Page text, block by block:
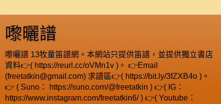
嚟曬譜
嚟曬譜 13牧童笛譜網。本網站只提供笛譜，並提供獨立書店
資料👉( https://reurl.cc/oVMn1v )。 👉Email
(freetatkin@gmail.com) 求譜區👉( https://bit.ly/3fZXB4o )。
👉 ( Suno： https://suno.com/@freetatkin ) 👉( IG：
https://www.instagram.com/freetatkin6/ ) 👉( Youtube：